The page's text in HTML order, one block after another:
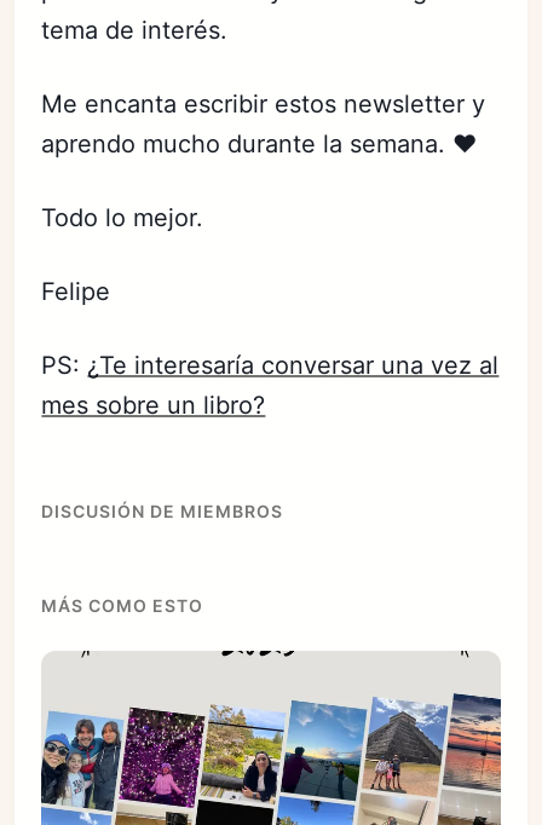
tema de interés.
Me encanta escribir estos newsletter y
aprendo mucho durante la semana. ❤️
Todo lo mejor.
Felipe
PS: ¿Te interesaría conversar una vez al
mes sobre un libro?
DISCUSIÓN DE MIEMBROS
MÁS COMO ESTO